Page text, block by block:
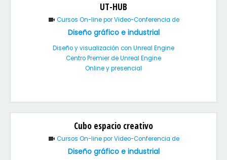
UT-HUB
Cursos On-line por Video-Conferencia de
Diseño gráfico e industrial
Diseño y visualización con Unreal Engine
Centro Premier de Unreal Engine
Online y presencial
Cubo espacio creativo
Cursos On-line por Video-Conferencia de
Diseño gráfico e industrial